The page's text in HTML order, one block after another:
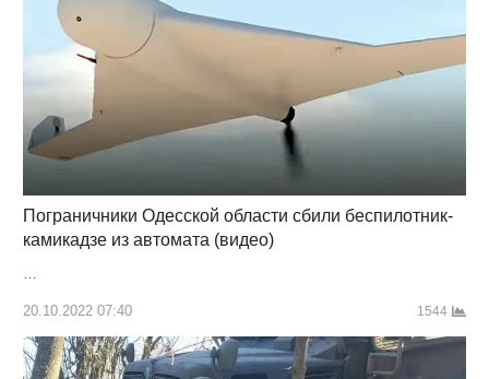
Пограничники Одесской области сбили беспилотник-
камикадзе из автомата (видео)
20.10.2022 07:40 1544